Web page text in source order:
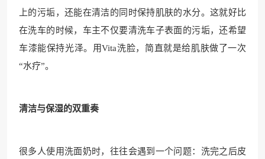
上的污垢，还能在清洁的同时保持肌肤的水分。这就好比
在洗车的时候，车主不仅要清洗车子表面的污垢，还希望
车漆能保持光泽。用Vita洗脸，简直就是给肌肤做了一次
“水疗”。
清洁与保湿的双重奏
很多人使用洗面奶时，往往会遇到一个问题：洗完之后皮